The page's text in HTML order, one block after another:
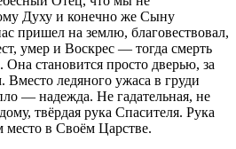
Духу и конечно же Сыну
пришел на землю, благовествовал,
умер и Воскрес — тогда смерть
Она становится просто дверью, за
ледяного ужаса в груди
— надежда. Не гадательная, не
твёрдая рука Спасителя. Рука
место в Своём Царстве.